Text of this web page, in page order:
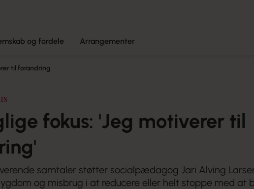
og fordele Arrangementer
til forandring
fokus: 'Jeg motiverer til
samtaler støtter socialpædagog Jari Alving
og misbrug i at reducere eller helt stoppe med at